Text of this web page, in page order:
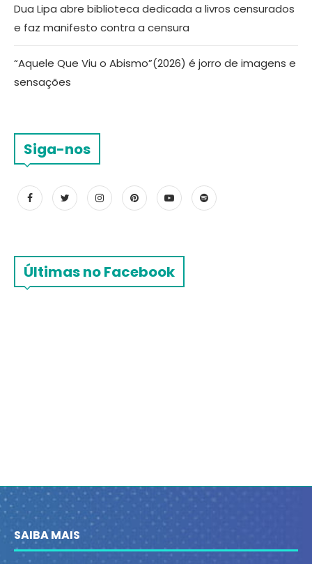
Dua Lipa abre biblioteca dedicada a livros censurados
e faz manifesto contra a censura
“Aquele Que Viu o Abismo”(2026) é jorro de imagens e
sensações
Siga-nos
Últimas no Facebook
SAIBA MAIS